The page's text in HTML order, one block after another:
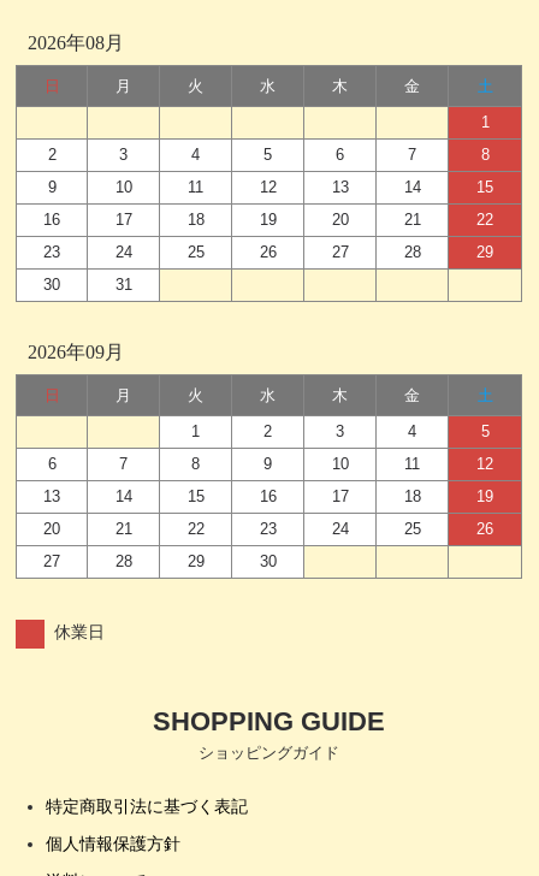
2026年08月
日 月 火 水 木 金
土
1
2
3 4 5 6 7
8
9
10 11 12 13 14
15
16
17 18 19 20 21
22
23
24 25 26 27 28
29
30
31
2026年09月
日 月 火 水 木 金
土
1
2 3 4
5
6
7 8 9 10 11
12
13
14 15 16 17 18
19
20
21 22 23 24 25
26
27
28 29 30
休業日
SHOPPING GUIDE
ショッピングガイド
特定商取引法に基づく表記
個人情報保護方針